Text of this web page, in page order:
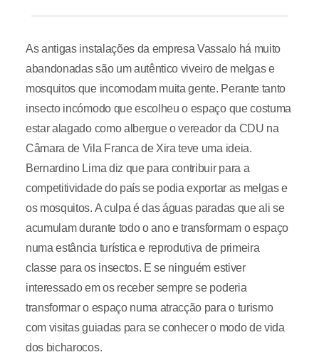
As antigas instalações da empresa Vassalo há muito
abandonadas são um autêntico viveiro de melgas e
mosquitos que incomodam muita gente. Perante tanto
insecto incómodo que escolheu o espaço que costuma
estar alagado como albergue o vereador da CDU na
Câmara de Vila Franca de Xira teve uma ideia.
Bernardino Lima diz que para contribuir para a
competitividade do país se podia exportar as melgas e
os mosquitos. A culpa é das águas paradas que ali se
acumulam durante todo o ano e transformam o espaço
numa estância turística e reprodutiva de primeira
classe para os insectos. E se ninguém estiver
interessado em os receber sempre se poderia
transformar o espaço numa atracção para o turismo
com visitas guiadas para se conhecer o modo de vida
dos bicharocos.